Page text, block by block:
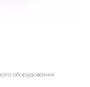
оборудования